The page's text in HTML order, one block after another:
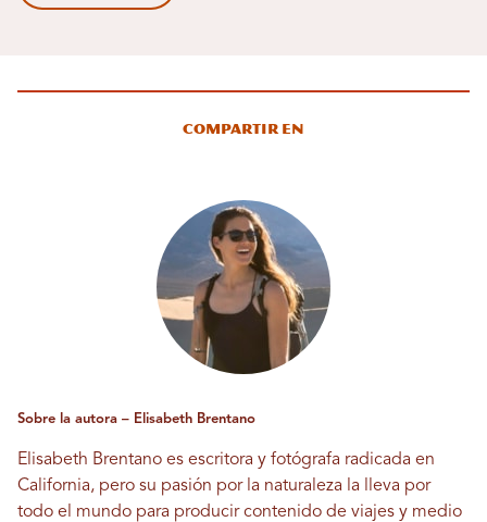
Compartir en
Sobre la autora – Elisabeth Brentano
Elisabeth Brentano es escritora y fotógrafa radicada en
California, pero su pasión por la naturaleza la lleva por
todo el mundo para producir contenido de viajes y medio